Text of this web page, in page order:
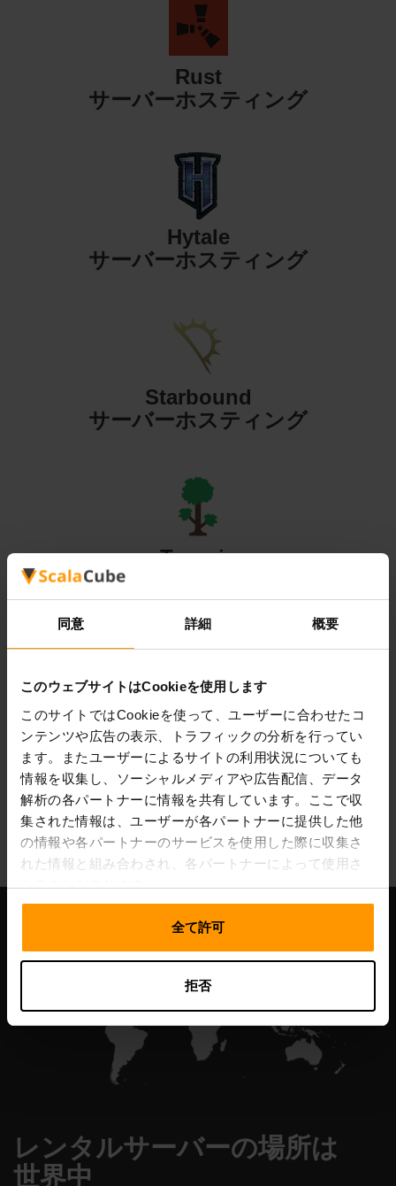
同意 詳細 概要
このウェブサイトはCookieを使用します
このサイトではCookieを使って、ユーザーに合わせたコ
ンテンツや広告の表示、トラフィックの分析を行ってい
ます。またユーザーによるサイトの利用状況についても
情報を収集し、ソーシャルメディアや広告配信、データ
解析の各パートナーに情報を共有しています。ここで収
集された情報は、ユーザーが各パートナーに提供した他
の情報や各パートナーのサービスを使用した際に収集さ
れた情報と組み合わされ、各パートナーによって使用さ
れることがあります。
全て許可
拒否
Rust
サーバーホスティング
Hytale
サーバーホスティング
Starbound
サーバーホスティング
Terraria
サーバーホスティング
Valheim
サーバーホスティング
All Games
レンタルサーバーの場所は
世界中